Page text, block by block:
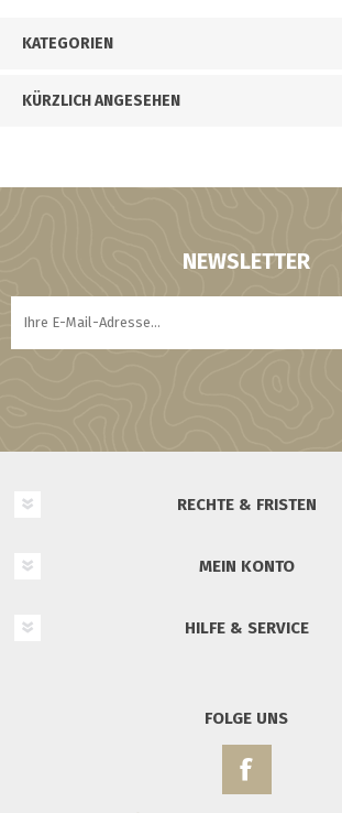
KATEGORIEN
KÜRZLICH ANGESEHEN
NEWSLETTER
RECHTE & FRISTEN
MEIN KONTO
HILFE & SERVICE
FOLGE UNS